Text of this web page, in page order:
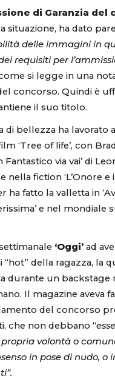
di Garanzia del
situazione, ha dato
delle immagini in
requisiti per
si legge in una
concorso. Quindi è
il suo titolo.
di bellezza ha lavorato
‘Tree of life’, con
Fantastico via vai’ di
nella fiction ‘L’Onore e
ha fatto la valletta in
e nel mondiale
‘Oggi’ ad
“hot” della ragazza, la
durante un backstage
Il magazine aveva
del concorso
che non debbano “
volontà o
in pose di nudo, o